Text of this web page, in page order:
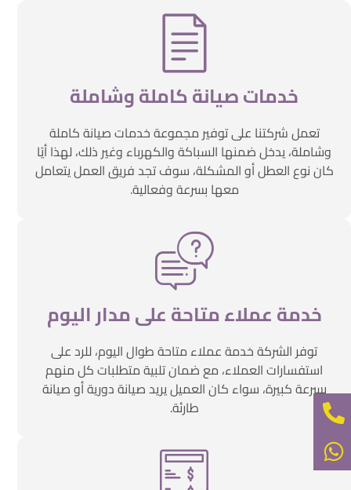
خدمات صيانة كاملة وشاملة
تعمل شركتنا على توفير مجموعة خدمات صيانة كاملة
وشاملة، يدخل ضمنها السباكة والكهرباء وغير ذلك، لهذا أيًا
كان نوع العطل أو المشكلة، سوف تجد فريق العمل يتعامل
معها بسرعة وفعالية.
خدمة عملاء متاحة على مدار اليوم
توفر الشركة خدمة عملاء متاحة طوال اليوم، للرد على
استفسارات العملاء، مع ضمان تلبية متطلبات كل منهم
بسرعة كبيرة، سواء كان العميل يريد صيانة دورية أو صيانة
طارئة.